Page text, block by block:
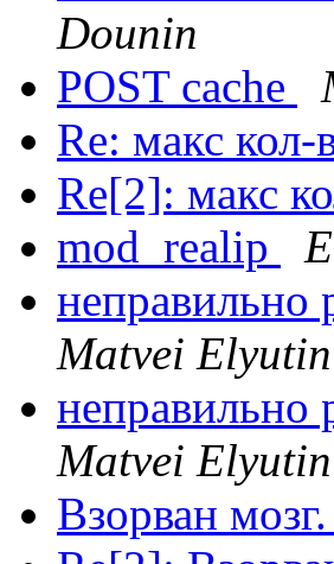
Dounin
POST cache
Re: макс
Re[2]: макс
mod_realip
неправильно
Matvei Elyutin
неправильно
Matvei Elyutin
Взорван